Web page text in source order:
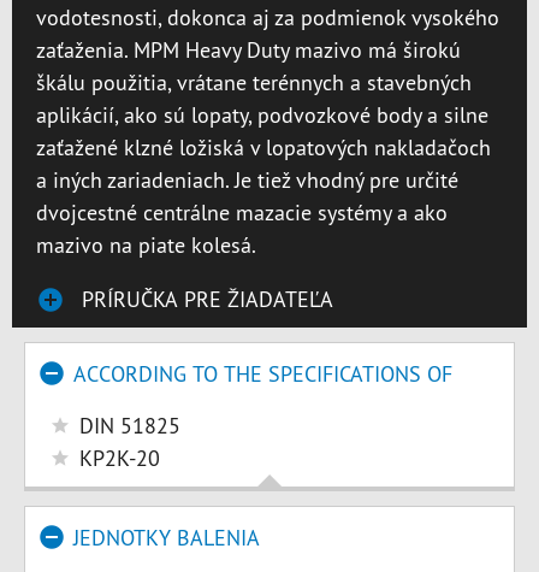
vodotesnosti, dokonca aj za podmienok vysokého
zaťaženia. MPM Heavy Duty mazivo má širokú
škálu použitia, vrátane terénnych a stavebných
aplikácií, ako sú lopaty, podvozkové body a silne
zaťažené klzné ložiská v lopatových nakladačoch
a iných zariadeniach. Je tiež vhodný pre určité
dvojcestné centrálne mazacie systémy a ako
mazivo na piate kolesá.
PRÍRUČKA PRE ŽIADATEĽA
ACCORDING TO THE SPECIFICATIONS OF
DIN 51825
KP2K-20
JEDNOTKY BALENIA